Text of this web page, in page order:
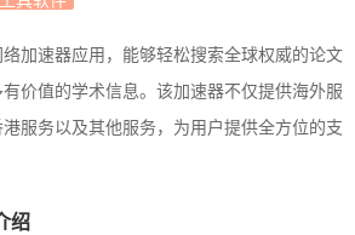
加速器应用，能够轻松搜索全球权威的论文
价值的学术信息。该加速器不仅提供海外服
服务以及其他服务，为用户提供全方位的支
绍